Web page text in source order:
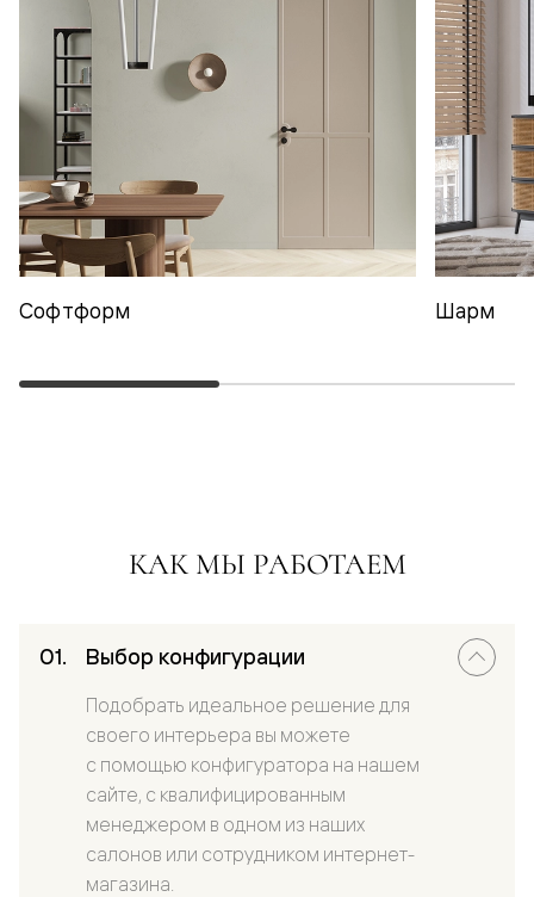
Софтформ Шарм
КАК МЫ РАБОТАЕМ
Выбор конфигурации
Подобрать идеальное решение для
своего интерьера вы можете
с помощью конфигуратора на нашем
сайте, с квалифицированным
менеджером в одном из наших
салонов или сотрудником интернет-
магазина.